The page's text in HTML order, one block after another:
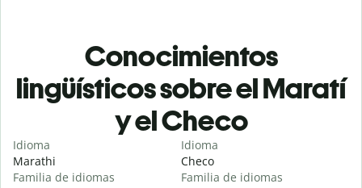
Conocimientos
lingüísticos sobre el Maratí
y el Checo
Idioma
Marathi
Familia de idiomas
Idioma
Checo
Familia de idiomas